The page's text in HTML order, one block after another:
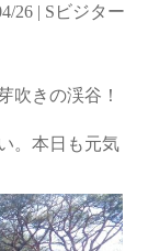
26 | Sビジター
吹きの渓谷！
。本日も元気